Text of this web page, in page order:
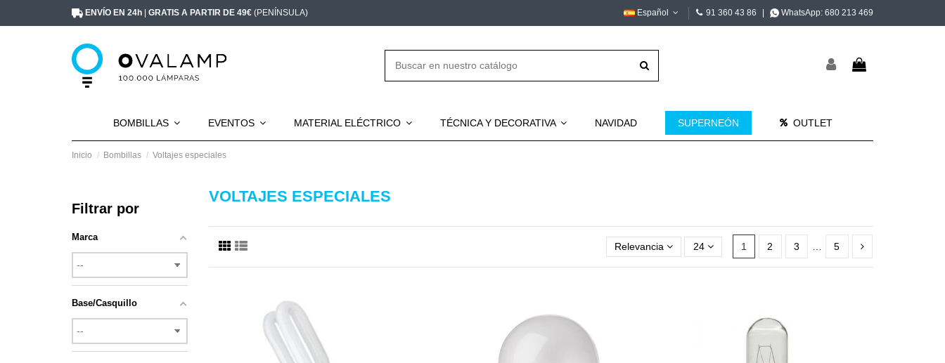
ENVÍO EN 24h GRATIS A PARTIR DE 49€ (PENÍNSULA) Español 91 360 43 86 WhatsApp: 680 213 469
BOMBILLAS EVENTOS MATERIAL ELÉCTRICO TÉCNICA Y DECORATIVA NAVIDAD SUPERNEÓN OUTLET
Inicio Bombillas Voltajes especiales
VOLTAJES ESPECIALES
Relevancia 24 1 2 3 5
Filtrar por
Marca
Base/Casquillo